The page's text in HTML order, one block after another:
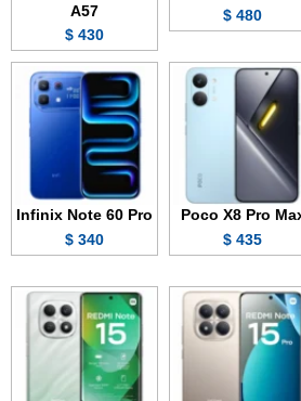
480 $
A57
430 $
Poco X8 Pro
435 $
Infinix Note 60 Pro
340 $